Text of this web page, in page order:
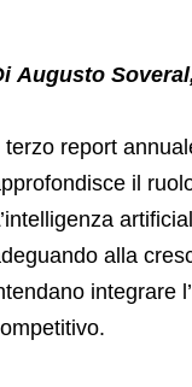
Augusto
terzo report
il
alla
integrare